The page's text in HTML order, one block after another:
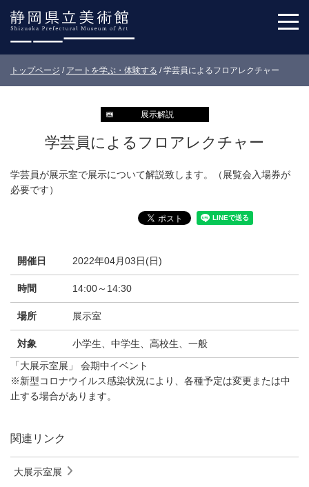
トップページ / アートを学ぶ・体験する / 学芸員によるフロアレクチャー
展示解説
学芸員によるフロアレクチャー
学芸員が展示室で展示について解説致します。（展覧会入場券が
必要です）
開催日 2022年04月03日(日)
時間 14:00～14:30
場所 展示室
対象
小学生、中学生、高校生、一般
「大展示室展」 会期中イベント
※新型コロナウイルス感染状況により、各種予定は変更または中
止する場合があります。
関連リンク
大展示室展